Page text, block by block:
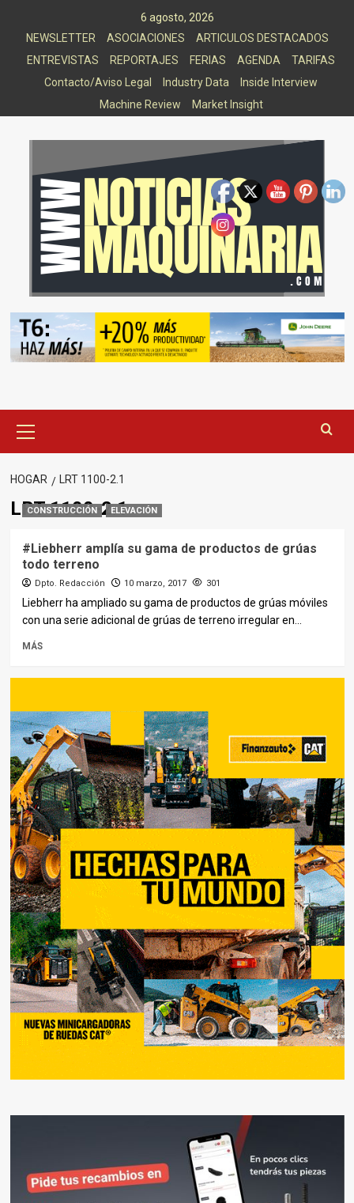
6 agosto, 2026
NEWSLETTER
ASOCIACIONES
ARTICULOS DESTACADOS
ENTREVISTAS
REPORTAJES FERIAS AGENDA
TARIFAS
Contacto/Aviso Legal
Industry Data
Inside Interview
Machine Review
Market Insight
principal
HOGAR LRT 1100-2.1
LRT 1100-2.1
CONSTRUCCIÓN ELEVACIÓN
#Liebherr amplía su gama de productos de grúas
todo terreno
Dpto. Redacción 10 marzo, 2017 301
Liebherr ha ampliado su gama de productos de grúas móviles
con una serie adicional de grúas de terreno irregular en...
MÁS